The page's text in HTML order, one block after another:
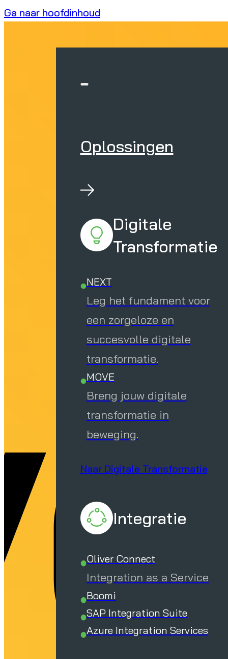
Ga naar hoofdinhoud
Oplossingen
Digitale
Transformatie
NEXT
Leg het fundament voor
een zorgeloze en
succesvolle digitale
transformatie.
MOVE
Breng jouw digitale
transformatie in
beweging.
Naar Digitale Transformatie
Integratie
Oliver Connect
Integration as a Service
Boomi
SAP Integration Suite
Azure Integration Services